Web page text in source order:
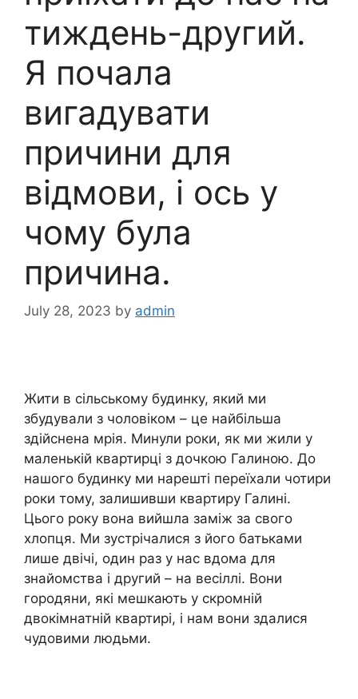
тиждень-другий.
Я почала
вигадувати
причини для
відмови, і ось у
чому була
причина.
July 28, 2023 by admin
Жити в сільському будинку, який ми
збудували з чоловіком – це найбільша
здійснена мрія. Минули роки, як ми жили у
маленькій квартирці з дочкою Галиною. До
нашого будинку ми нарешті переїхали чотири
роки тому, залишивши квартиру Галині.
Цього року вона вийшла заміж за свого
хлопця. Ми зустрічалися з його батьками
лише двічі, один раз у нас вдома для
знайомства і другий – на весіллі. Вони
городяни, які мешкають у скромній
двокімнатній квартирі, і нам вони здалися
чудовими людьми.